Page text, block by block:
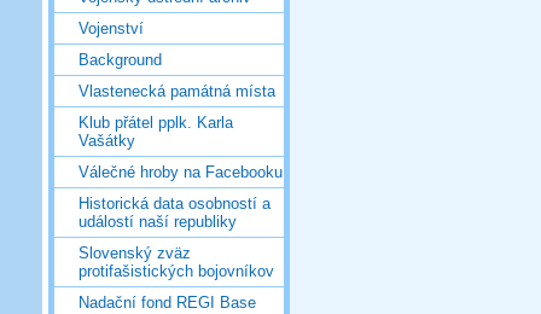
Vojenství
Background
Vlastenecká památná místa
Klub přátel pplk. Karla
Vašátky
Válečné hroby na Facebooku
Historická data osobností a
událostí naší republiky
Slovenský zväz
protifašistických bojovníkov
Nadační fond REGI Base